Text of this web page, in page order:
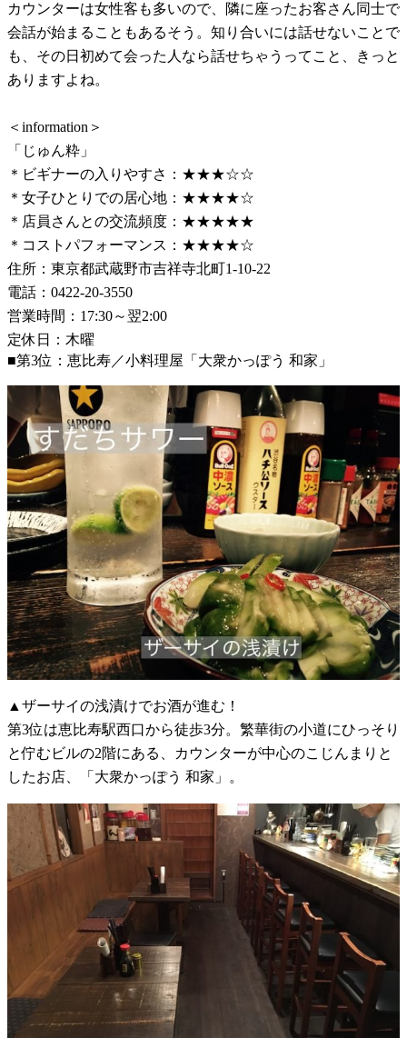
カウンターは女性客も多いので、隣に座ったお客さん同士で
会話が始まることもあるそう。知り合いには話せないことで
も、その日初めて会った人なら話せちゃうってこと、きっと
ありますよね。
＜information＞
「じゅん粋」
＊ビギナーの入りやすさ：★★★☆☆
＊女子ひとりでの居心地：★★★★☆
＊店員さんとの交流頻度：★★★★★
＊コストパフォーマンス：★★★★☆
住所：東京都武蔵野市吉祥寺北町1-10-22
電話：0422-20-3550
営業時間：17:30～翌2:00
定休日：木曜
■第3位：恵比寿／小料理屋「大衆かっぽう 和家」
▲ザーサイの浅漬けでお酒が進む！
第3位は恵比寿駅西口から徒歩3分。繁華街の小道にひっそり
と佇むビルの2階にある、カウンターが中心のこじんまりと
したお店、「大衆かっぽう 和家」。